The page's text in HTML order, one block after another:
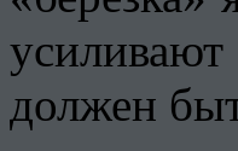
должен